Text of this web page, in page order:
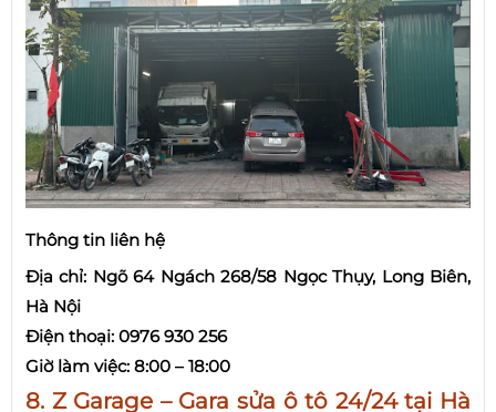
Thông tin liên hệ
Địa chỉ: Ngõ 64 Ngách 268/58 Ngọc Thụy, Long Biên,
Hà Nội
Điện thoại: 0976 930 256
Giờ làm việc: 8:00 – 18:00
8. Z Garage – Gara sửa ô tô 24/24 tại Hà